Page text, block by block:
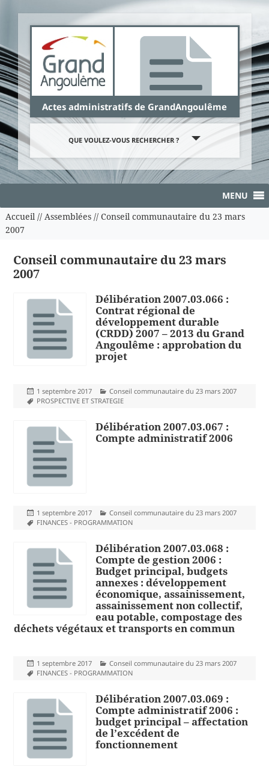
Actes administratifs de GrandAngoulême
QUE VOULEZ-VOUS RECHERCHER ?
MENU
Accueil// Assemblées// Conseil communautaire du 23 mars
2007
Conseil communautaire du 23 mars
2007
Délibération 2007.03.066 :
Contrat régional de
développement durable
(CRDD) 2007 – 2013 du Grand
Angoulême : approbation du
projet
Publié
le
1 septembre 2017 Catégories
Conseil communautaire du 23 mars 2007
Mots-
PROSPECTIVE ET STRATEGIE
Délibération 2007.03.067 :
Compte administratif 2006
Publié
le
1 septembre 2017 Catégories
Conseil communautaire du 23 mars 2007
Mots-
FINANCES - PROGRAMMATION
Délibération 2007.03.068 :
Compte de gestion 2006 :
Budget principal, budgets
annexes : développement
économique, assainissement,
assainissement non collectif,
eau potable, compostage des
déchets végétaux et transports en commun
Publié
le
1 septembre 2017 Catégories
Conseil communautaire du 23 mars 2007
Mots-
FINANCES - PROGRAMMATION
Délibération 2007.03.069 :
Compte administratif 2006 :
budget principal – affectation
de l’excédent de
fonctionnement
Panneau de gestion des cookies